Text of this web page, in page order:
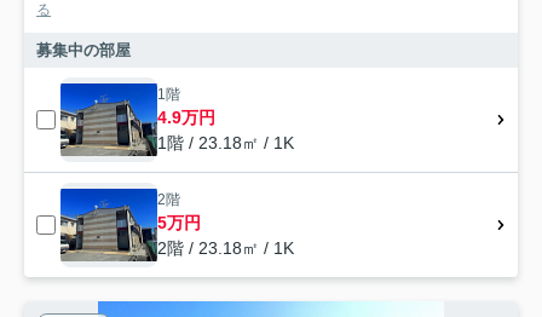
る
募集中の部屋
1階
4.9万円
1階 / 23.18㎡ / 1K
2階
5万円
2階 / 23.18㎡ / 1K